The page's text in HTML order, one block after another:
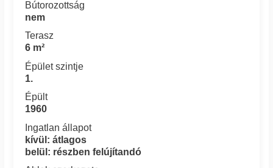
Bútorozottság
nem
Terasz
6 m²
Épület szintje
1.
Épült
1960
Ingatlan állapot
kívül: átlagos
belül: részben felújítandó